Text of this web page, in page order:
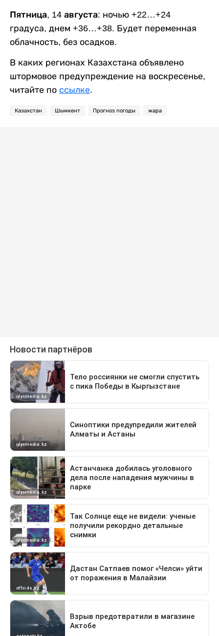
Пятница, 14 августа: ночью +22…+24
градуса, днем +36…+38. Будет переменная
облачность, без осадков.
В каких регионах Казахстана объявлено
штормовое предупреждение на воскресенье,
читайте по ссылке.
Казахстан Шымкент Прогноз погоды жара